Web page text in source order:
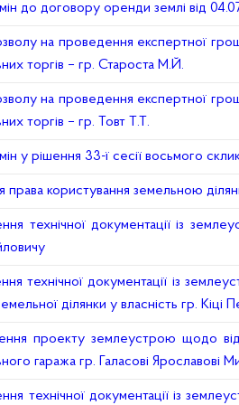
до договору оренди землі від
на проведення експертної
торгів – гр. Староста М.Й.
на проведення експертної
торгів – гр. Товт Т.Т.
у рішення 33-ї сесії восьмого
права користування земельною
технічної документації із
технічної документації із
ділянки у власність гр. Кіці
проекту землеустрою щодо
гаража гр. Галасові Ярославові
технічної документації із